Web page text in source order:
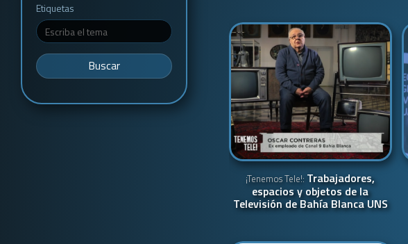
¡Tenemos Tele!: Trabajadores,
espacios y objetos de la
Televisión de Bahía Blanca UNS
Etiquetas
Buscar